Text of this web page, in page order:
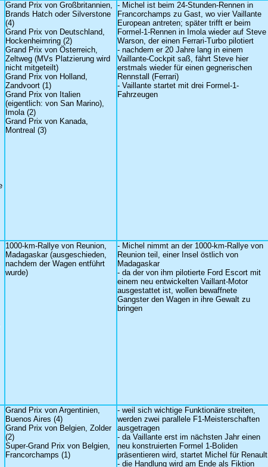
Grand Prix von Großbritannien,
Brands Hatch oder Silverstone
(4)
Grand Prix von Deutschland,
Hockenheimring (2)
Grand Prix von Österreich,
Zeltweg (MVs Platzierung wird
nicht mitgeteilt)
Grand Prix von Holland,
Zandvoort (1)
Grand Prix von Italien
(eigentlich: von San Marino),
Imola (2)
Grand Prix von Kanada,
Montreal (3)
- Michel ist beim 24-Stunden-Rennen in
Francorchamps zu Gast, wo vier Vaillante
European antreten; später trifft er beim
Formel-1-Rennen in Imola wieder auf Steve
Warson, der einen Ferrari-Turbo pilotiert
- nachdem er 20 Jahre lang in einem
Vaillante-Cockpit saß, fährt Steve hier
erstmals wieder für einen gegnerischen
Rennstall (Ferrari)
- Vaillante startet mit drei Formel-1-
Fahrzeugen
1000-km-Rallye von Reunion,
Madagaskar (ausgeschieden,
nachdem der Wagen entführt
wurde)
- Michel nimmt an der 1000-km-Rallye von
Reunion teil, einer Insel östlich von
Madagaskar
- da der von ihm pilotierte Ford Escort mit
einem neu entwickelten Vaillant-Motor
ausgestattet ist, wollen bewaffnete
Gangster den Wagen in ihre Gewalt zu
bringen
Grand Prix von Argentinien,
Buenos Aires (4)
Grand Prix von Belgien, Zolder
(2)
Super-Grand Prix von Belgien,
Francorchamps (1)
- weil sich wichtige Funktionäre streiten,
werden zwei parallele F1-Meisterschaften
ausgetragen
- da Vaillante erst im nächsten Jahr einen
neu konstruierten Formel 1-Boliden
präsentieren wird, startet Michel für Renault
- die Handlung wird am Ende als Fiktion